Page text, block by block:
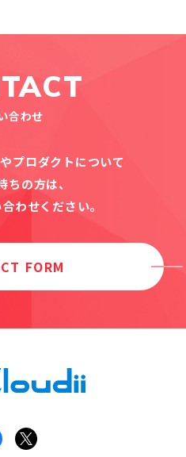
合わせ
プロダクトについて
ちの方は、
わせください。
FORM